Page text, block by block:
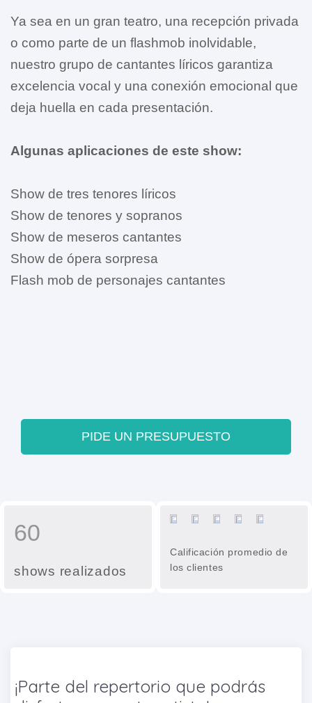
Ya sea en un gran teatro, una recepción privada
o como parte de un flashmob inolvidable,
nuestro grupo de cantantes líricos garantiza
excelencia vocal y una conexión emocional que
deja huella en cada presentación.
Algunas aplicaciones de este show:
Show de tres tenores líricos
Show de tenores y sopranos
Show de meseros cantantes
Show de ópera sorpresa
Flash mob de personajes cantantes
PIDE UN PRESUPUESTO
60
shows realizados
Calificación promedio de
los clientes
¡Parte del repertorio que podrás